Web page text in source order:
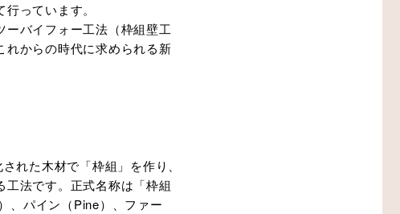
っています。
バイフォー工法（枠組壁工
れからの時代に求められる新
れた木材で「枠組」を作り、
法です。正式名称は「枠組
、パイン（Pine）、ファー